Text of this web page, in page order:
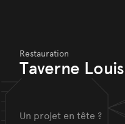
Restauration
Taverne
Un projet en tête ?